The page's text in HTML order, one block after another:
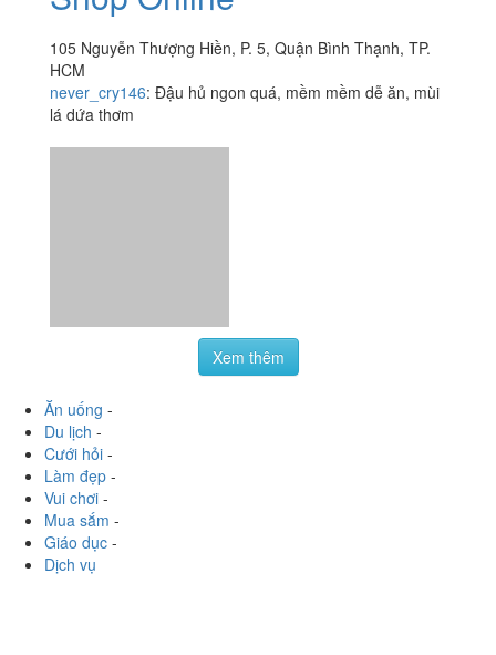
4.3 / 5Vương Quốc Đậu Hủ -
Shop Online
105 Nguyễn Thượng Hiền, P. 5, Quận Bình Thạnh, TP.
Ăn uống
Du lịch-
Cưới hỏi-
Làm đẹp